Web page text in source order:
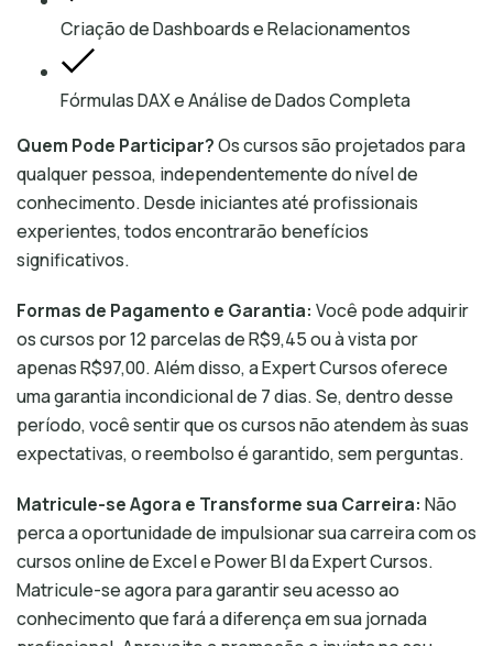
Criação de Dashboards e Relacionamentos
Fórmulas DAX e Análise de Dados Completa
Quem Pode Participar?Os cursos são projetados para
qualquer pessoa, independentemente do nível de
conhecimento. Desde iniciantes até profissionais
experientes, todos encontrarão benefícios
significativos.
Formas de Pagamento e Garantia: Você pode adquirir
os cursos por 12 parcelas de R$9,45 ou à vista por
apenas R$97,00. Além disso, a Expert Cursos oferece
uma garantia incondicional de 7 dias. Se, dentro desse
período, você sentir que os cursos não atendem às suas
expectativas, o reembolso é garantido, sem perguntas.
Matricule-se Agora e Transforme sua Carreira: Não
perca a oportunidade de impulsionar sua carreira com os
cursos online de Excel e Power BI da Expert Cursos.
Matricule-se agora para garantir seu acesso ao
conhecimento que fará a diferença em sua jornada